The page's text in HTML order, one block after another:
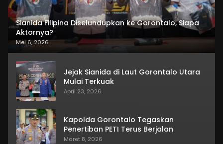
Sianida Filipina Diselundupkan ke Gorontalo, Siapa
Aktornya?
Mei 6, 2026
Jejak Sianida di Laut Gorontalo Utara
Mulai Terkuak
April 23, 2026
Kapolda Gorontalo Tegaskan
Penertiban PETI Terus Berjalan
Maret 8, 2026